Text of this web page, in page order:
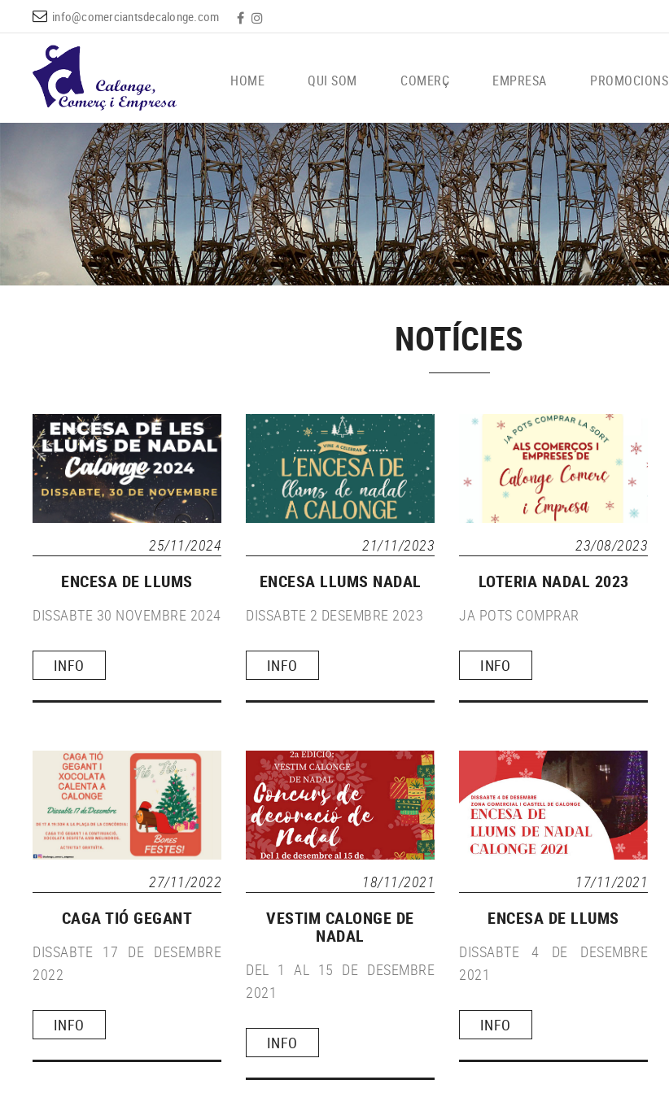
info@comerciantsdecalonge.com
HOME QUI SOM COMERÇ EMPRESA PROMOCIONS
NOTÍCIES
25/11/2024
ENCESA DE LLUMS
DISSABTE 30 NOVEMBRE 2024
INFO
21/11/2023
ENCESA LLUMS NADAL
DISSABTE 2 DESEMBRE 2023
INFO
23/08/2023
LOTERIA NADAL 2023
JA POTS COMPRAR
INFO
27/11/2022
CAGA TIÓ GEGANT
DISSABTE 17 DE DESEMBRE
2022
INFO
18/11/2021
VESTIM CALONGE DE
NADAL
DEL 1 AL 15 DE DESEMBRE
2021
INFO
17/11/2021
ENCESA DE LLUMS
DISSABTE 4 DE DESEMBRE
2021
INFO